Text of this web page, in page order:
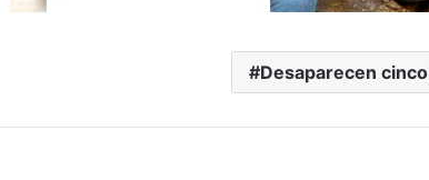
Desaparecen